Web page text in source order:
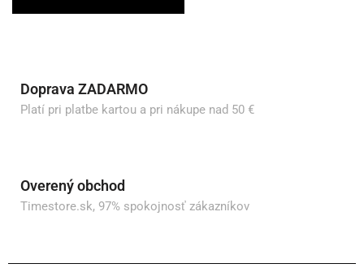
Doprava ZADARMO
Platí pri platbe kartou a pri nákupe nad 50 €
Overený obchod
Timestore.sk, 97% spokojnosť zákazníkov